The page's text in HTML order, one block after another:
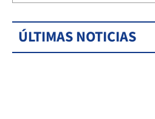
ÚLTIMAS NOTICIAS